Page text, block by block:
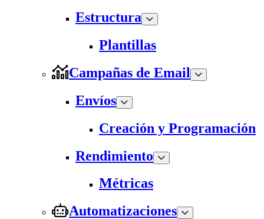
Estructura
Plantillas
Campañas de Email
Envíos
Creación y Programación
Rendimiento
Métricas
Automatizaciones